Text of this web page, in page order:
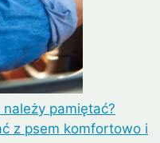
pamiętać?
z psem komfortowo i